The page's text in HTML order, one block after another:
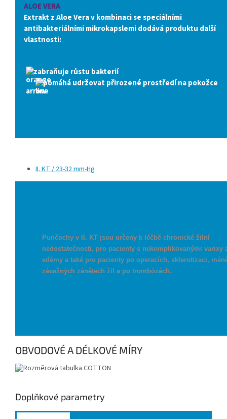
ALOE VERA
Extrakt z Aloe Vera v kombinaci se speciálními
antibakteriálními mikrokapslemi dodává produktu další
vlastnosti:
zabraňuje růstu bakterií
pomáhá udržovat přirozené prostředí na pokožce
II. KT / 23-32 mm-Hg
Punčochy v II. KT jsou určeny k léčbě chronické žilní
nedostatečnosti, pro pacienty s nekomplikovanými varixy
edémy a také pro pacienty po operacích, sklerotizaci,
závažných zánětech žil a po trombózách.
OBVODOVÉ A DÉLKOVÉ MÍRY
Doplňkové parametry